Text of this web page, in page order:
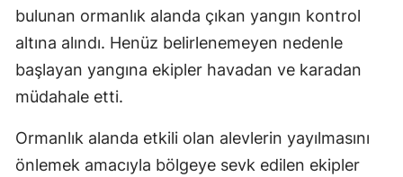
bulunan ormanlık alanda çıkan yangın kontrol
altına alındı. Henüz belirlenemeyen nedenle
başlayan yangına ekipler havadan ve karadan
müdahale etti.
Ormanlık alanda etkili olan alevlerin yayılmasını
önlemek amacıyla bölgeye sevk edilen ekipler